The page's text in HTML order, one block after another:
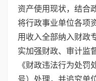
资产使用现状，结合
将行政事业单位各项
用收入全部纳入财政
实加强财政、审计监
《财政违法行为处罚